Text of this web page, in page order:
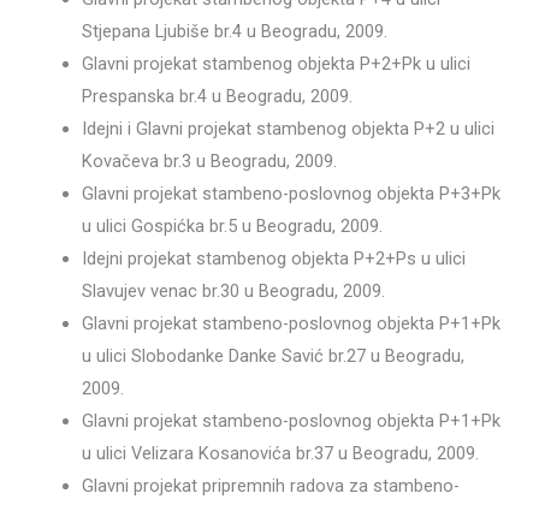
Stjepana Ljubiše br.4 u Beogradu, 2009.
Glavni projekat stambenog objekta P+2+Pk u ulici
Prespanska br.4 u Beogradu, 2009.
Idejni i Glavni projekat stambenog objekta P+2 u ulici
Kovačeva br.3 u Beogradu, 2009.
Glavni projekat stambeno-poslovnog objekta P+3+Pk
u ulici Gospićka br.5 u Beogradu, 2009.
Idejni projekat stambenog objekta P+2+Ps u ulici
Slavujev venac br.30 u Beogradu, 2009.
Glavni projekat stambeno-poslovnog objekta P+1+Pk
u ulici Slobodanke Danke Savić br.27 u Beogradu,
2009.
Glavni projekat stambeno-poslovnog objekta P+1+Pk
u ulici Velizara Kosanovića br.37 u Beogradu, 2009.
Glavni projekat pripremnih radova za stambeno-